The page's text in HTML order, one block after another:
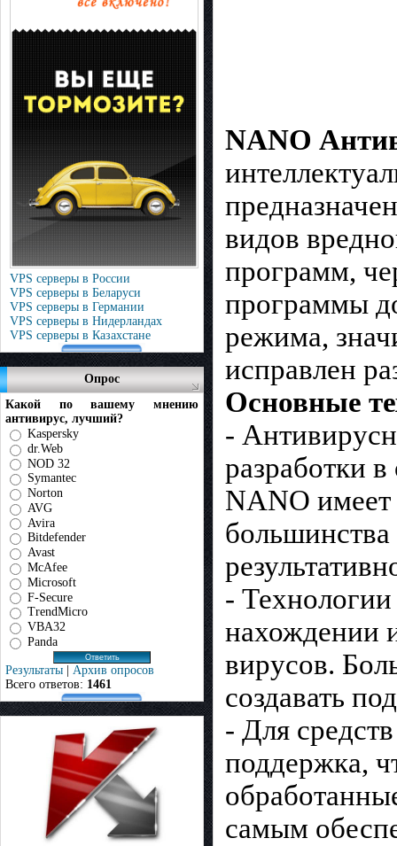
VPS серверы в России
VPS серверы в Беларуси
VPS серверы в Германии
VPS серверы в Нидерландах
VPS серверы в Казахстане
Опрос
Какой по вашему мнению
антивирус, лучший?
Kaspersky
dr.Web
NOD 32
Symantec
Norton
AVG
Avira
Bitdefender
Avast
McAfee
Microsoft
F-Secure
TrendMicro
VBA32
Panda
Результаты | Архив опросов
Всего ответов: 1461
NANO
видов
программ,
программы
режима,
исправлен
Основные
-
разработки
NANO имеет
-
нахождении
вирусов.
создавать
- Для
поддержка,
самым